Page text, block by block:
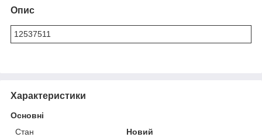
Опис
12537511
Характеристики
Основні
Стан
Новий